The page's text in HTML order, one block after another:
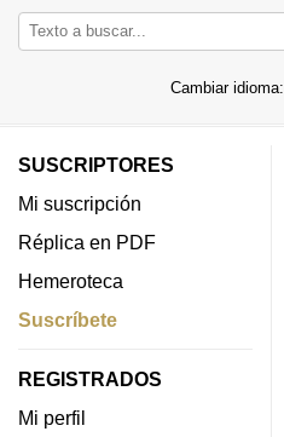
Cambiar idioma:
SUSCRIPTORES
Mi suscripción
Réplica en PDF
Hemeroteca
Suscríbete
REGISTRADOS
Mi perfil